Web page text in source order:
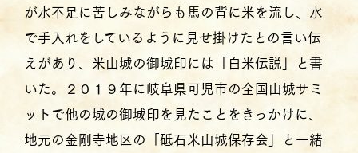
が水不足に苦しみながらも馬の背に米を流し、水
で手入れをしているように見せ掛けたとの言い伝
えがあり、米山城の御城印には「白米伝説」と書
いた。２０１９年に岐阜県可児市の全国山城サミ
ットで他の城の御城印を見たことをきっかけに、
地元の金剛寺地区の「砥石米山城保存会」と一緒